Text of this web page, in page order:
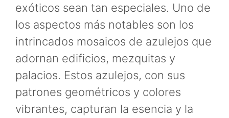
exóticos sean tan especiales. Uno de
los aspectos más notables son los
intrincados mosaicos de azulejos que
adornan edificios, mezquitas y
palacios. Estos azulejos, con sus
patrones geométricos y colores
vibrantes, capturan la esencia y la